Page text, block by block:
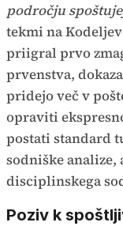
področju
tekmi na
priigral prvo
prvenstva,
pridejo več v
opraviti
postati standard
sodniške
disciplinskega
Poziv k